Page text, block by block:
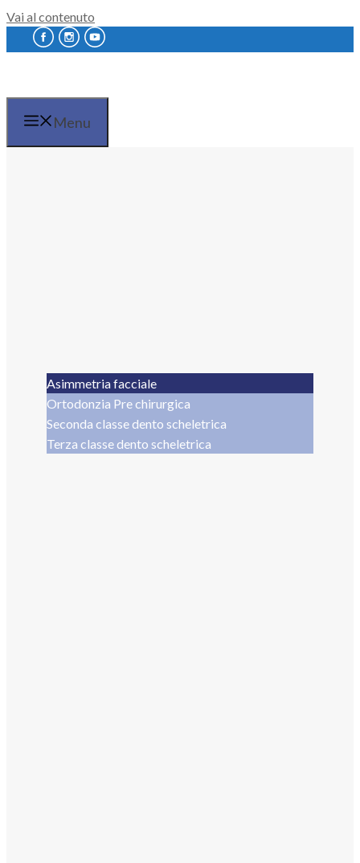
Vai al contenuto
Menu
Asimmetria facciale
Ortodonzia Pre chirurgica
Seconda classe dento scheletrica
Terza classe dento scheletrica